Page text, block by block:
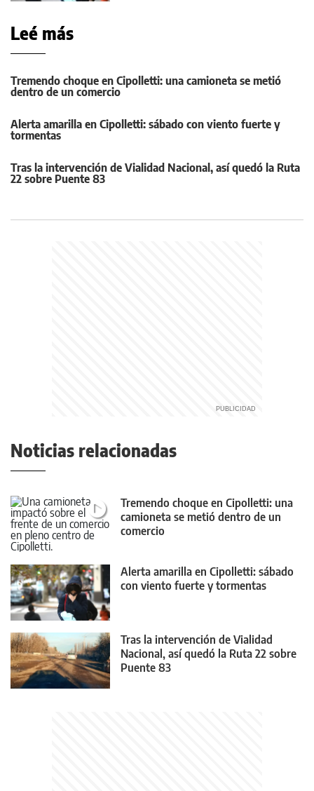
Leé más
Tremendo choque en Cipolletti: una camioneta se metió
dentro de un comercio
Alerta amarilla en Cipolletti: sábado con viento fuerte y
tormentas
Tras la intervención de Vialidad Nacional, así quedó la Ruta
22 sobre Puente 83
Noticias relacionadas
Tremendo choque en Cipolletti: una
camioneta se metió dentro de un
comercio
Alerta amarilla en Cipolletti: sábado
con viento fuerte y tormentas
Tras la intervención de Vialidad
Nacional, así quedó la Ruta 22 sobre
Puente 83